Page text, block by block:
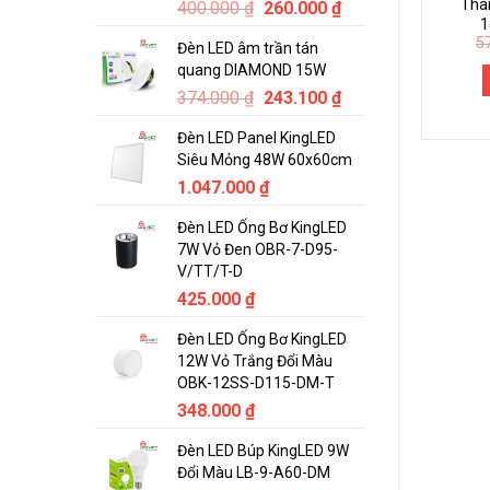
400.000₫ Original
was:
400.000 ₫.
260.000 ₫Current
Đèn LED âm trần tán
quang DIAMOND 15W
374.000₫ Original
was:
374.000 ₫.
243.100 ₫Current
243.100 ₫.
Đèn LED Panel KingLED
Siêu Mỏng 48W 60x60cm
1.047.000 ₫
Đèn LED Ống Bơ KingLED
7W Vỏ Đen OBR-7-D95-
V/TT/T-D
425.000 ₫
Đèn LED Ống Bơ KingLED
12W Vỏ Trắng Đổi Màu
OBK-12SS-D115-DM-T
348.000 ₫
Đèn LED Búp KingLED 9W
Đổi Màu LB-9-A60-DM